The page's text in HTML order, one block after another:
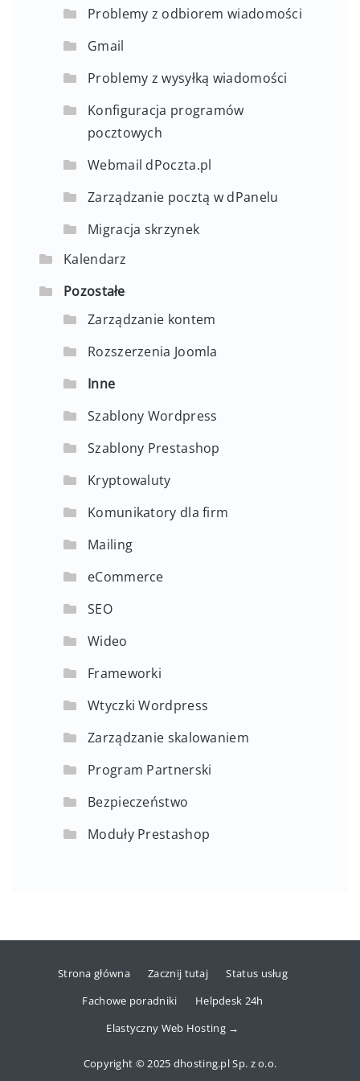
Problemy z odbiorem wiadomości
Gmail
Problemy z wysyłką wiadomości
Konfiguracja programów
pocztowych
Webmail dPoczta.pl
Zarządzanie pocztą w dPanelu
Migracja skrzynek
Kalendarz
Pozostałe
Zarządzanie kontem
Rozszerzenia Joomla
Inne
Szablony Wordpress
Szablony Prestashop
Kryptowaluty
Komunikatory dla firm
Mailing
eCommerce
SEO
Wideo
Frameworki
Wtyczki Wordpress
Zarządzanie skalowaniem
Program Partnerski
Bezpieczeństwo
Moduły Prestashop
Strona główna Zacznij tutaj
Status usług
Fachowe poradniki
Helpdesk 24h
Elastyczny Web Hosting →
Copyright © 2025 dhosting.pl Sp. z o.o.